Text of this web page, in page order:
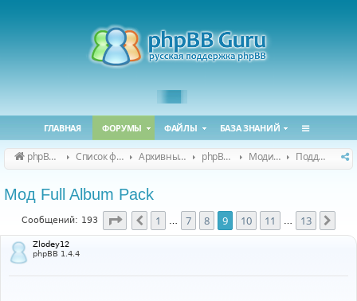
ГЛАВНАЯ ФОРУМЫ ФАЙЛЫ БАЗА ЗНАНИЙ
phpBB Guru Список форумов Архивные форумы phpBB 2.0.x (архив) Модификация phpBB 2.0.x Поддержка модов для phpBB 2.0.x
Мод Full Album Pack
Сообщений: 193 Страница9 из 13
Пред.
1 7 8 9 10 11 13
Zlodey12
phpBB 1.4.4